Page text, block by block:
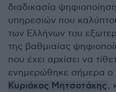
διαδικασία
υπηρεσιών που
των Ελλήνων του
της βαθμιαίας
που έχει αρχίσει να
ενημερώθηκε σήμερα ο
Κυριάκος Μητσοτάκης,